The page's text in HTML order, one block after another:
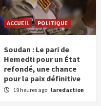
ACCUEIL POLITIQUE
Soudan : Le pari de
Hemedti pour un État
refondé, une chance
pour la paix définitive
19 heures ago laredaction